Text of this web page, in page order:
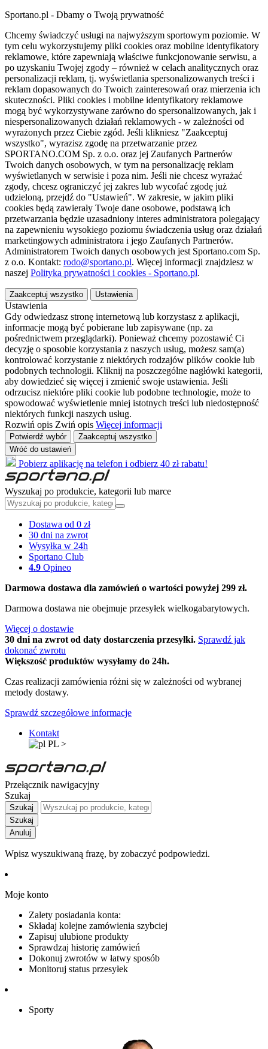
Sportano.pl - Dbamy o Twoją prywatność
Chcemy świadczyć usługi na najwyższym sportowym poziomie. W
tym celu wykorzystujemy pliki cookies oraz mobilne identyfikatory
reklamowe, które zapewniają właściwe funkcjonowanie serwisu, a
po uzyskaniu Twojej zgody – również w celach analitycznych oraz
personalizacji reklam, tj. wyświetlania spersonalizowanych treści i
reklam dopasowanych do Twoich zainteresowań oraz mierzenia ich
skuteczności. Pliki cookies i mobilne identyfikatory reklamowe
mogą być wykorzystywane zarówno do spersonalizowanych, jak i
niespersonalizowanych działań reklamowych - w zależności od
wyrażonych przez Ciebie zgód. Jeśli klikniesz "Zaakceptuj
wszystko", wyrazisz zgodę na przetwarzanie przez
SPORTANO.COM Sp. z o.o. oraz jej Zaufanych Partnerów
Twoich danych osobowych, w tym na personalizację reklam
wyświetlanych w serwisie i poza nim. Jeśli nie chcesz wyrażać
zgody, chcesz ograniczyć jej zakres lub wycofać zgodę już
udzieloną, przejdź do "Ustawień". W zakresie, w jakim pliki
cookies będą zawierały Twoje dane osobowe, podstawą ich
przetwarzania będzie uzasadniony interes administratora polegający
na zapewnieniu wysokiego poziomu świadczenia usług oraz działań
marketingowych administratora i jego Zaufanych Partnerów.
Administratorem Twoich danych osobowych jest Sportano.com Sp.
z o.o. Kontakt: rodo@sportano.pl. Więcej informacji znajdziesz w
naszej Polityka prywatności i cookies - Sportano.pl.
Zaakceptuj wszystko Ustawienia
Ustawienia
Gdy odwiedzasz stronę internetową lub korzystasz z aplikacji,
informacje mogą być pobierane lub zapisywane (np. za
pośrednictwem przeglądarki). Ponieważ chcemy pozostawić Ci
decyzję o sposobie korzystania z naszych usług, możesz sam(a)
kontrolować korzystanie z niektórych rodzajów plików cookie lub
podobnych technologii. Kliknij na poszczególne nagłówki kategorii,
aby dowiedzieć się więcej i zmienić swoje ustawienia. Jeśli
odrzucisz niektóre pliki cookie lub podobne technologie, może to
spowodować wyświetlenie mniej istotnych treści lub niedostępność
niektórych funkcji naszych usług.
Rozwiń opis Zwiń opis Więcej informacji
Potwierdź wybór
Zaakceptuj wszystko
Wróć do ustawień
Pobierz aplikację na telefon i odbierz 40 zł rabatu!
Wyszukaj po produkcie, kategorii lub marce
Dostawa od 0 zł
30 dni na zwrot
Wysyłka w 24h
Sportano Club
4.9 Opineo
Darmowa dostawa dla zamówień o wartości powyżej 299 zł.
Darmowa dostawa nie obejmuje przesyłek wielkogabarytowych.
Więcej o dostawie
30 dni na zwrot od daty dostarczenia przesyłki. Sprawdź jak
dokonać zwrotu
Większość produktów wysyłamy do 24h.
Czas realizacji zamówienia różni się w zależności od wybranej
metody dostawy.
Sprawdź szczegółowe informacje
Kontakt
PL >
Przełącznik nawigacyjny
Szukaj
Szukaj
Szukaj
Anuluj
Wpisz wyszukiwaną frazę, by zobaczyć podpowiedzi.
Moje konto
Zalety posiadania konta:
Składaj kolejne zamówienia szybciej
Zapisuj ulubione produkty
Sprawdzaj historię zamówień
Dokonuj zwrotów w łatwy sposób
Monitoruj status przesyłek
Sporty